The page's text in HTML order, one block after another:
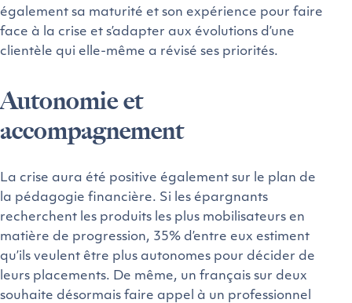
également sa maturité et son expérience pour faire
face à la crise et s’adapter aux évolutions d’une
clientèle qui elle-même a révisé ses priorités.
Autonomie et
accompagnement
La crise aura été positive également sur le plan de
la pédagogie financière. Si les épargnants
recherchent les produits les plus mobilisateurs en
matière de progression, 35% d’entre eux estiment
qu’ils veulent être plus autonomes pour décider de
leurs placements. De même, un français sur deux
souhaite désormais faire appel à un professionnel